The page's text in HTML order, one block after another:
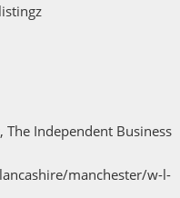
Independent Business
manchester/w-l-